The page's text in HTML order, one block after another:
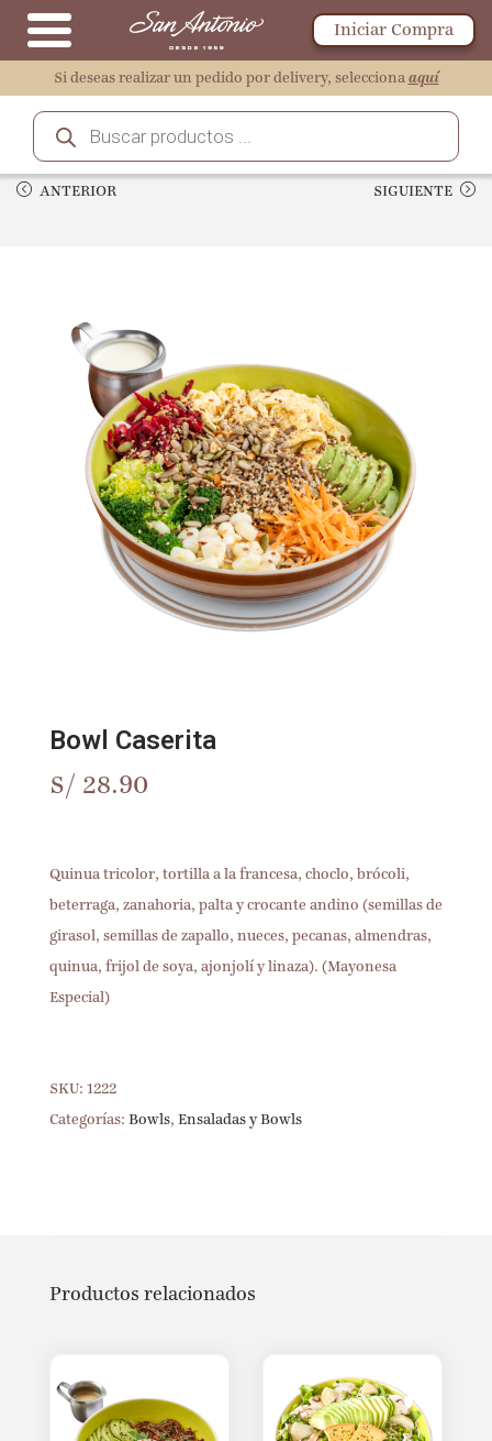
Iniciar Compra
Si deseas realizar un pedido por delivery, selecciona aquí
ANTERIOR SIGUIENTE
Bowl Caserita
S/ 28.90
Quinua tricolor, tortilla a la francesa, choclo, brócoli,
beterraga, zanahoria, palta y crocante andino (semillas de
girasol, semillas de zapallo, nueces, pecanas, almendras,
quinua, frijol de soya, ajonjolí y linaza). (Mayonesa
Especial)
SKU: 1222
Categorías: Bowls, Ensaladas y Bowls
Productos relacionados